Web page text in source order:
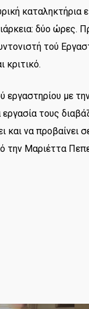
δύο ώρες.
τού
με
τους
να προβαίνει
την Μαριέττα